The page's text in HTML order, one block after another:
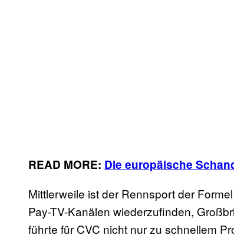
READ MORE: Die europäische
Mittlerweile ist der Rennsport der
Pay-TV-Kanälen wiederzufinden,
führte für CVC nicht nur zu schnellem